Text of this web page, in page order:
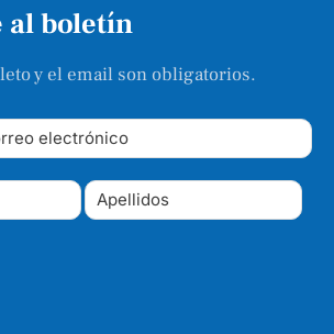
al boletín
y el email son obligatorios.